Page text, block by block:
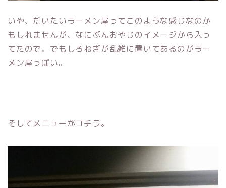
いや、だいたいラーメン屋ってこのような感じなのか
もしれませんが、なにぶんおやじのイメージから入っ
てたので。でもしろねぎが乱雑に置いてあるのがラー
メン屋っぽい。
そしてメニューがコチラ。